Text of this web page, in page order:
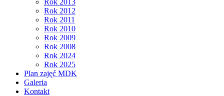
Rok 2013
Rok 2012
Rok 2011
Rok 2010
Rok 2009
Rok 2008
Rok 2024
Rok 2025
Plan zajęć MDK
Galeria
Kontakt